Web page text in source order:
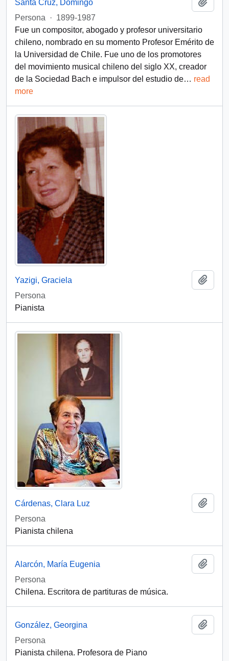
Santa Cruz, Domingo
Persona
· 1899-1987
Fue un compositor, abogado y profesor universitario
chileno, nombrado en su momento Profesor Emérito de
la Universidad de Chile.​ Fue uno de los promotores
del movimiento musical chileno del siglo XX, creador
de la Sociedad Bach e impulsor del estudio de… read
more
Yazigi, Graciela
Persona
Pianista
Cárdenas, Clara Luz
Persona
Pianista chilena
Alarcón, María Eugenia
Persona
Chilena. Escritora de partituras de música.
González, Georgina
Persona
Pianista chilena. Profesora de Piano